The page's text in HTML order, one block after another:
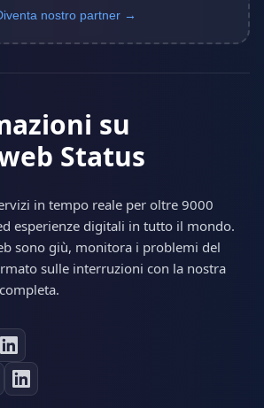
nostro partner →
su
Status
in tempo reale per oltre 9000
esperienze digitali in tutto il mondo.
sono giù, monitora i problemi del
sulle interruzioni con la nostra